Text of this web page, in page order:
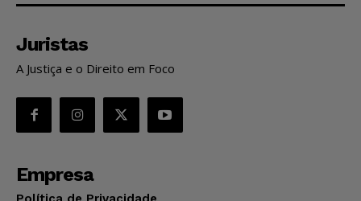
Juristas
A Justiça e o Direito em Foco
Empresa